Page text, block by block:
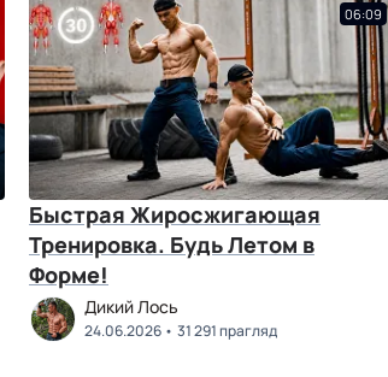
06:09
Быстрая Жиросжигающая
Тренировка. Будь Летом в
Форме!
Дикий Лось
24.06.2026 31 291 прагляд